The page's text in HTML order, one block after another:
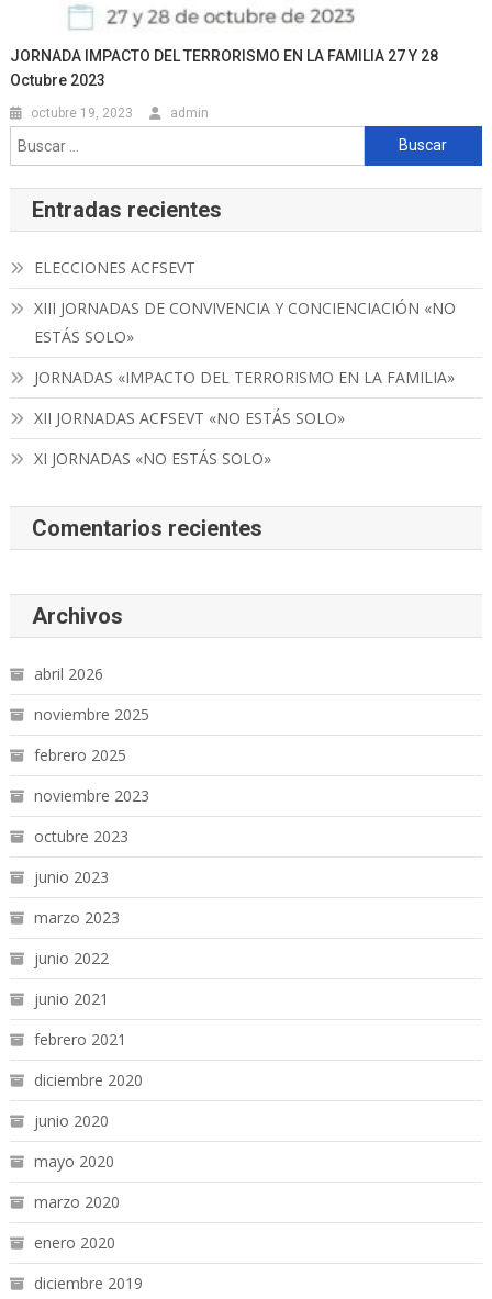
JORNADA IMPACTO DEL TERRORISMO EN LA FAMILIA 27 Y 28
Octubre 2023
octubre 19, 2023 admin
Buscar:
Entradas recientes
ELECCIONES ACFSEVT
XIII JORNADAS DE CONVIVENCIA Y CONCIENCIACIÓN «NO
ESTÁS SOLO»
JORNADAS «IMPACTO DEL TERRORISMO EN LA FAMILIA»
XII JORNADAS ACFSEVT «NO ESTÁS SOLO»
XI JORNADAS «NO ESTÁS SOLO»
Comentarios recientes
Archivos
abril 2026
noviembre 2025
febrero 2025
noviembre 2023
octubre 2023
junio 2023
marzo 2023
junio 2022
junio 2021
febrero 2021
diciembre 2020
junio 2020
mayo 2020
marzo 2020
enero 2020
diciembre 2019